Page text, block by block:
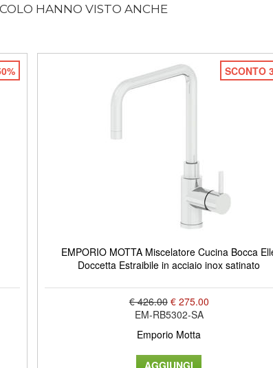
HANNO VISTO ANCHE
SCONTO
EMPORIO MOTTA Miscelatore Cucina Bocca
Doccetta Estraibile in acciaio inox satinato
€ 426.00 € 275.00
EM-RB5302-SA
Emporio Motta